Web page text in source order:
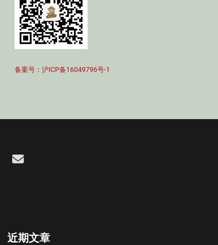
备案号：沪ICP备16049796号-1
Email
近期文章